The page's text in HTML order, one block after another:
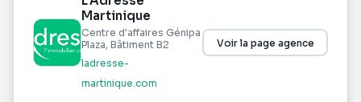
Martinique
Centre d'affaires Génipa
Plaza, Bâtiment B2
ladresse-
martinique.com
Voir la page agence